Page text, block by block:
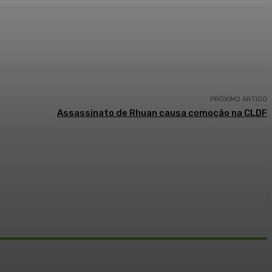
PRÓXIMO ARTIGO
Assassinato de Rhuan causa comoção na CLDF